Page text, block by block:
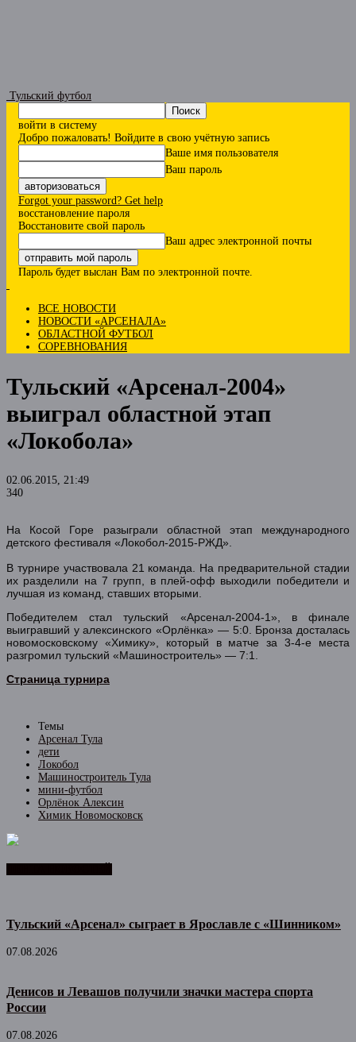
Тульский футбол
войти в систему
Добро пожаловать! Войдите в свою учётную запись
Ваше имя пользователя
Ваш пароль
Forgot your password? Get help
восстановление пароля
Восстановите свой пароль
Ваш адрес электронной почты
Пароль будет выслан Вам по электронной почте.
ВСЕ НОВОСТИ
НОВОСТИ «АРСЕНАЛА»
ОБЛАСТНОЙ ФУТБОЛ
СОРЕВНОВАНИЯ
Тульский «Арсенал-2004»
выиграл областной этап
«Локобола»
02.06.2015, 21:49
340
На Косой Горе разыграли областной этап международного
детского фестиваля «Локобол-2015-РЖД».
В турнире участвовала 21 команда. На предварительной стадии
их разделили на 7 групп, в плей-офф выходили победители и
лучшая из команд, ставших вторыми.
Победителем стал тульский «Арсенал-2004-1», в финале
выигравший у алексинского «Орлёнка» — 5:0. Бронза досталась
новомосковскому «Химику», который в матче за 3-4-е места
разгромил тульский «Машиностроитель» — 7:1.
Страница турнира
Темы
Арсенал Тула
дети
Локобол
Машиностроитель Тула
мини-футбол
Орлёнок Алексин
Химик Новомосковск
Тульский «Арсенал» сыграет в Ярославле с «Шинником»
07.08.2026
Денисов и Левашов получили значки мастера спорта
России
07.08.2026